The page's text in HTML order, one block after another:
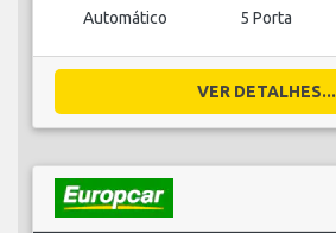
Automático 5 Porta
VER DETALHES...